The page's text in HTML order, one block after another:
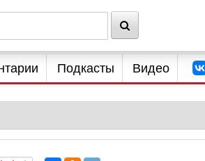
Подкасты Видео